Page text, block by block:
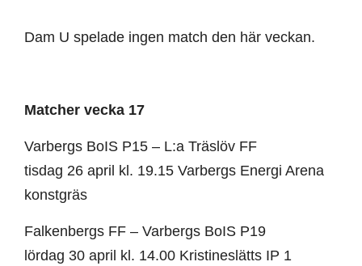
Dam U spelade ingen match den här veckan.
Matcher vecka 17
Varbergs BoIS P15 – L:a Träslöv FF
tisdag 26 april kl. 19.15 Varbergs Energi Arena
konstgräs
Falkenbergs FF – Varbergs BoIS P19
lördag 30 april kl. 14.00 Kristineslätts IP 1